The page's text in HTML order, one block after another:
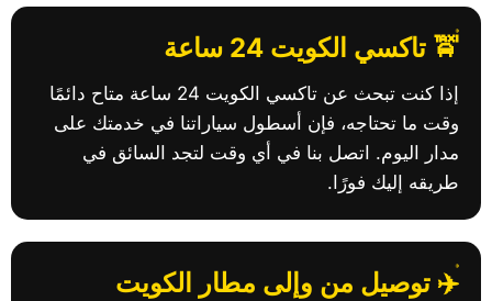
🚖 تاكسي الكويت 24 ساعة
إذا كنت تبحث عن تاكسي الكويت 24 ساعة متاح دائمًا
وقت ما تحتاجه، فإن أسطول سياراتنا في خدمتك على
مدار اليوم. اتصل بنا في أي وقت لتجد السائق في
طريقه إليك فورًا.
✈️ توصيل من وإلى مطار الكويت